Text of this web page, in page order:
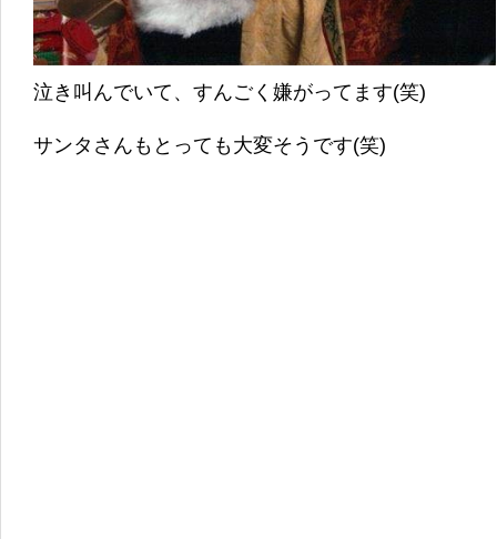
泣き叫んでいて、すんごく嫌がってます(笑)
サンタさんもとっても大変そうです(笑)